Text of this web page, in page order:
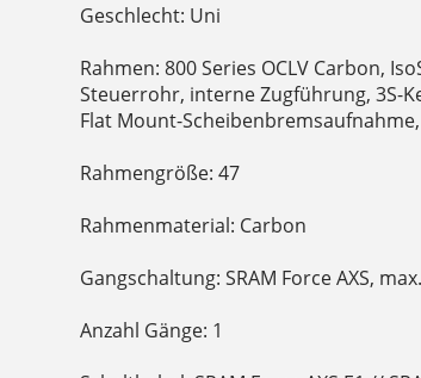
Geschlecht: Uni
Rahmen: 800 Series OCLV Carbon,
Steuerrohr, interne Zugführung, 3S-
Flat Mount-
Rahmengröße: 47
Rahmenmaterial: Carbon
Gangschaltung: SRAM Force AXS,
Anzahl Gänge: 1